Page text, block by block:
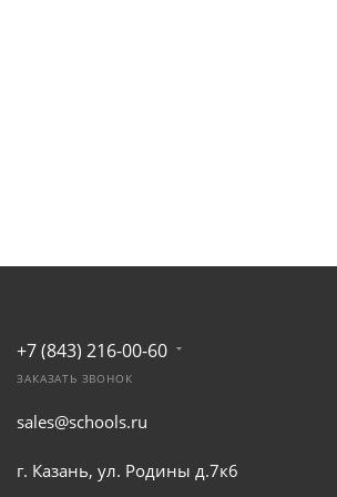
+7 (843) 216-00-60
ЗАКАЗАТЬ ЗВОНОК
sales@schools.ru
г. Казань, ул. Родины д.7к6